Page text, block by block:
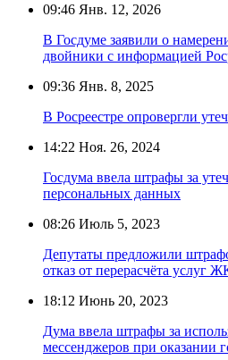
09:46 Янв. 12, 2026
В Госдуме заявили о
двойники с информацией
09:36 Янв. 8, 2025
В Росреестре опровергли
14:22 Ноя. 26, 2024
Госдума ввела штрафы за
персональных данных
08:26 Июль 5, 2023
Депутаты предложили
отказ от перерасчёта услуг
18:12 Июнь 20, 2023
Дума ввела штрафы за
мессенджеров при оказании